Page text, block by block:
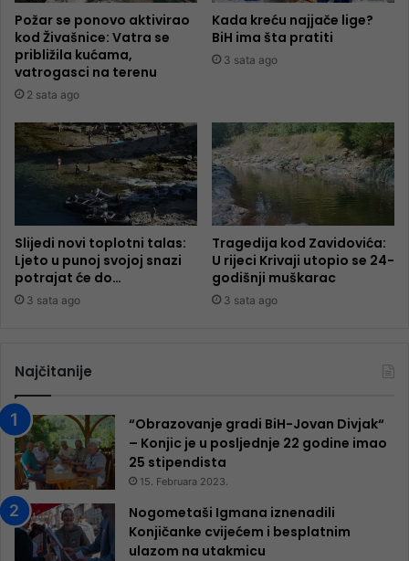
Požar se ponovo aktivirao
kod Živašnice: Vatra se
približila kućama,
vatrogasci na terenu
2 sata ago
Kada kreću najjače lige?
BiH ima šta pratiti
3 sata ago
Slijedi novi toplotni talas:
Ljeto u punoj svojoj snazi
potrajat će do…
3 sata ago
Tragedija kod Zavidovića:
U rijeci Krivaji utopio se 24-
godišnji muškarac
3 sata ago
Najčitanije
“Obrazovanje gradi BiH-Jovan Divjak“
– Konjic je u posljednje 22 godine imao
25 ​​stipendista
15. Februara 2023.
Nogometaši Igmana iznenadili
Konjičanke cvijećem i besplatnim
ulazom na utakmicu